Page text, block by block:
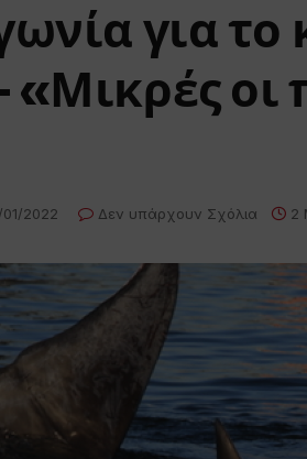
για το
«Μικρές οι
2022 Δεν υπάρχουν Σχόλια 2